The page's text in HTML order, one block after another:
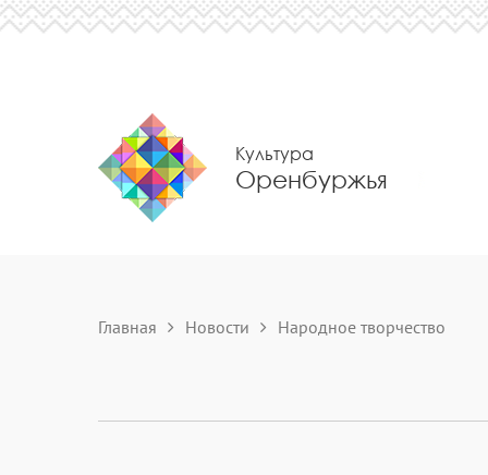
Культура
Оренбуржья
Главная Новости Народное творчество